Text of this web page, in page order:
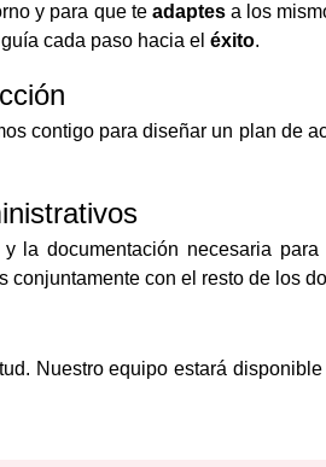
y para que te adaptesa los
cada paso hacia el éxito.
contigo para diseñar un plan de
la documentación necesaria
con el resto de los
Nuestro equipo estará